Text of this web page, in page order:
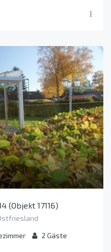
(Objekt 17116)
2 Gäste